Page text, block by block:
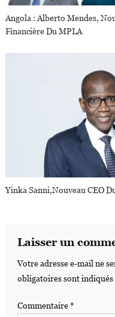
Angola : Alberto Mendes,
Financière Du MPLA
Yinka Sanni,nouveau CEO
Laisser un
Votre adresse e-mail ne
obligatoires sont indiqués
Commentaire*